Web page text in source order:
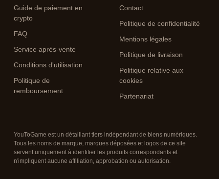
Guide de paiement en
crypto
FAQ
Service après-vente
Conditions d'utilisation
Politique de
remboursement
Contact
Politique de confidentialité
Mentions légales
Politique de livraison
Politique relative aux
cookies
Partenariat
YouToGame est un détaillant tiers indépendant de biens numériques.
Tous les noms de marque, marques déposées et logos de ce site
servent uniquement à identifier les produits correspondants et
n'impliquent aucune affiliation, approbation ou autorisation.